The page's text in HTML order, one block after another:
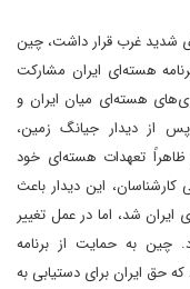
شدید غرب قرار داشت، چین
در برنامه هسته‌ای ایران مشارکت
۱۹۹۰ به‌تدریج همکاری‌های هسته‌ای میان ایران و
یافت و سرانجام در سال ۱۹۹۷، پس از دیدار جیانگ زمین،
تعهدات هسته‌ای خود
این دیدار باعث
شد، اما در عمل تغییر
چین به حمایت از برنامه
حق ایران برای دستیابی به